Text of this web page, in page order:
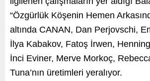
“Özgürlük Köşenin Hemen
altında CANAN, Dan Perjovschi,
İlya Kabakov, Fatoş İrwen,
İnci Eviner, Merve Morkoç,
Tuna’nın üretimleri yeralıyor.